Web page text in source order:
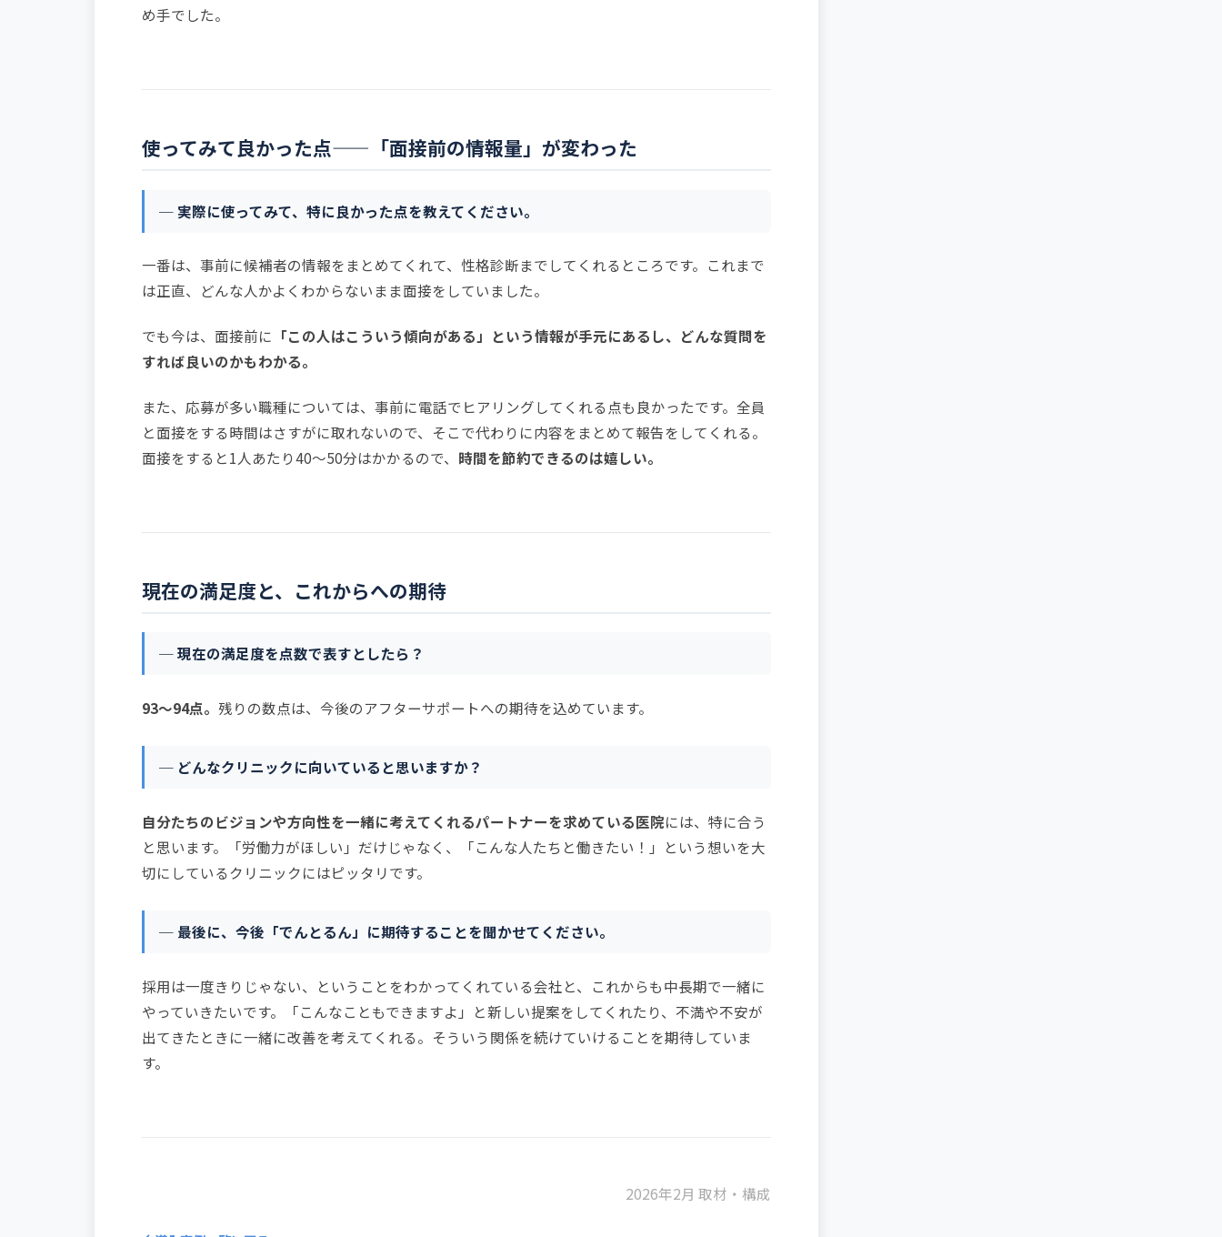
め手でした。
使ってみて良かった点——「面接前の情報量」が変わった
─ 実際に使ってみて、特に良かった点を教えてください。
一番は、事前に候補者の情報をまとめてくれて、性格診断までしてくれるところです。これまで
は正直、どんな人かよくわからないまま面接をしていました。
でも今は、面接前に 「この人はこういう傾向がある」という情報が手元にあるし、どんな質問を
すれば良いのかもわかる。
また、応募が多い職種については、事前に電話でヒアリングしてくれる点も良かったです。全員
と面接をする時間はさすがに取れないので、そこで代わりに内容をまとめて報告をしてくれる。
面接をすると1人あたり40〜50分はかかるので、 時間を節約できるのは嬉しい。
現在の満足度と、これからへの期待
─ 現在の満足度を点数で表すとしたら？
93〜94点。 残りの数点は、今後のアフターサポートへの期待を込めています。
─ どんなクリニックに向いていると思いますか？
自分たちのビジョンや方向性を一緒に考えてくれるパートナーを求めている医院には、特に合う
と思います。「労働力がほしい」だけじゃなく、「こんな人たちと働きたい！」という想いを大
切にしているクリニックにはピッタリです。
─ 最後に、今後「でんとるん」に期待することを聞かせてください。
採用は一度きりじゃない、ということをわかってくれている会社と、これからも中長期で一緒に
やっていきたいです。「こんなこともできますよ」と新しい提案をしてくれたり、不満や不安が
出てきたときに一緒に改善を考えてくれる。そういう関係を続けていけることを期待していま
す。
2026年2月 取材・構成